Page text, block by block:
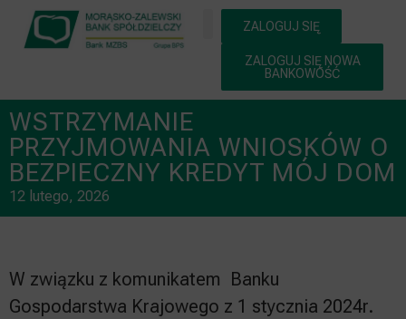
ZALOGUJ SIĘ
ZALOGUJ SIĘ NOWA
BANKOWOŚĆ
WSTRZYMANIE
PRZYJMOWANIA WNIOSKÓW O
BEZPIECZNY KREDYT MÓJ DOM
12 lutego, 2026
W związku z komunikatem Banku
Gospodarstwa Krajowego z 1 stycznia 2024r.